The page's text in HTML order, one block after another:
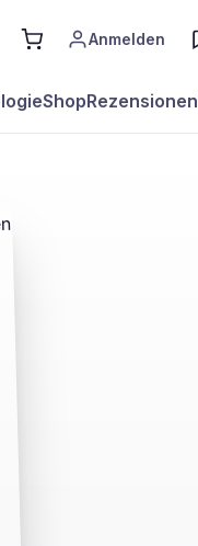
Anmelden
ShopRezensionen